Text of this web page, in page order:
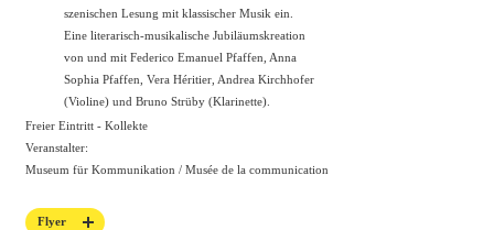
szenischen Lesung mit klassischer Musik ein.
Eine literarisch-musikalische Jubiläumskreation
von und mit Federico Emanuel Pfaffen, Anna
Sophia Pfaffen, Vera Héritier, Andrea Kirchhofer
(Violine) und Bruno Strüby (Klarinette).
Freier Eintritt - Kollekte
Veranstalter:
Museum für Kommunikation / Musée de la communication
Flyer